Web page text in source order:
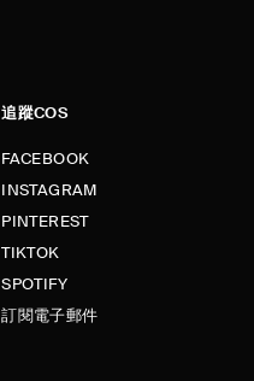
追蹤COS
FACEBOOK
INSTAGRAM
PINTEREST
TIKTOK
SPOTIFY
訂閱電子郵件